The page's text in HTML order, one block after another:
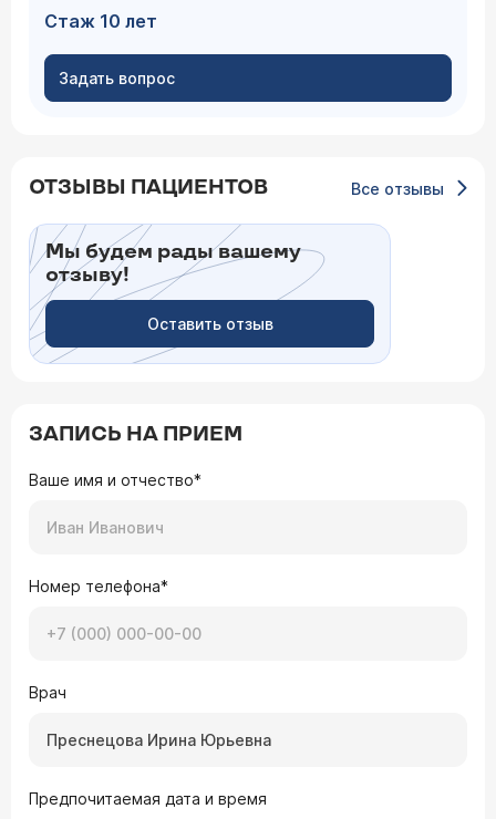
Стаж 10 лет
Задать вопрос
ОТЗЫВЫ ПАЦИЕНТОВ Все отзывы
Мы будем рады вашему
отзыву!
Оставить отзыв
ЗАПИСЬ НА ПРИЕМ
Ваше имя и отчество*
Номер телефона*
Врач
Предпочитаемая дата и время